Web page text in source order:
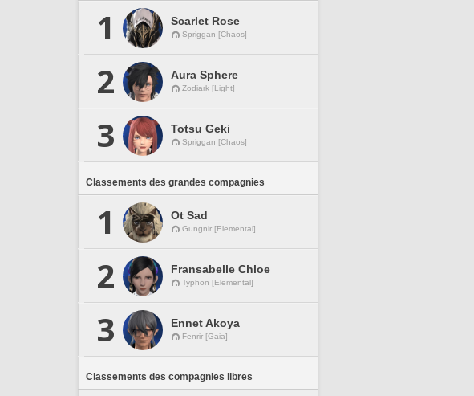
1 Scarlet Rose
Spriggan [Chaos]
2 Aura Sphere
Zodiark [Light]
3 Totsu Geki
Spriggan [Chaos]
Classements des grandes compagnies
1 Ot Sad
Gungnir [Elemental]
2 Fransabelle Chloe
Typhon [Elemental]
3 Ennet Akoya
Fenrir [Gaia]
Classements des compagnies libres